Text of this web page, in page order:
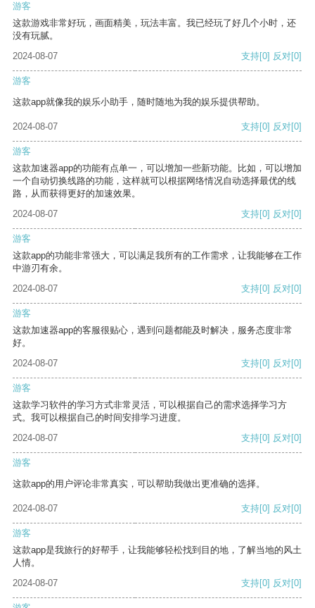
游客
这款游戏非常好玩，画面精美，玩法丰富。我已经玩了好几个小时，还
没有玩腻。
2024-08-07
支持[0] 反对[0]
游客
这款app就像我的娱乐小助手，随时随地为我的娱乐提供帮助。
2024-08-07 支持[0] 反对[0]
游客
这款加速器app的功能有点单一，可以增加一些新功能。比如，可以增加
一个自动切换线路的功能，这样就可以根据网络情况自动选择最优的线
路，从而获得更好的加速效果。
2024-08-07
支持[0] 反对[0]
游客
这款app的功能非常强大，可以满足我所有的工作需求，让我能够在工作
中游刃有余。
2024-08-07
支持[0] 反对[0]
游客
这款加速器app的客服很贴心，遇到问题都能及时解决，服务态度非常
好。
2024-08-07
支持[0] 反对[0]
游客
这款学习软件的学习方式非常灵活，可以根据自己的需求选择学习方
式。我可以根据自己的时间安排学习进度。
2024-08-07
支持[0] 反对[0]
游客
这款app的用户评论非常真实，可以帮助我做出更准确的选择。
2024-08-07 支持[0] 反对[0]
游客
这款app是我旅行的好帮手，让我能够轻松找到目的地，了解当地的风土
人情。
2024-08-07
支持[0] 反对[0]